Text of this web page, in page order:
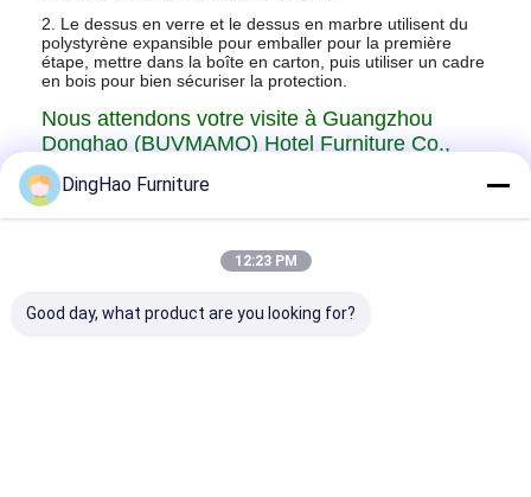
2. Le dessus en verre et le dessus en marbre utilisent du
polystyrène expansible pour emballer pour la première
étape, mettre dans la boîte en carton, puis utiliser un cadre
en bois pour bien sécuriser la protection.
Nous attendons votre visite à Guangzhou
Donghao (BUVMAMO) Hotel Furniture Co.,
Ltd. Nous avons diversifié les matériaux pour
vos options et pour répondre à vos
besoins.mobilier d'hôtelC'est le besoin.
DingHao Furniture
12:23 PM
Good day, what product are you looking for?